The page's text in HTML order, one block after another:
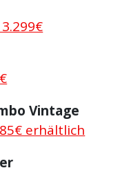
Vintage
erhältlich